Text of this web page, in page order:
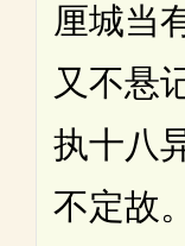
厘城当
又不悬
执十八
不定故